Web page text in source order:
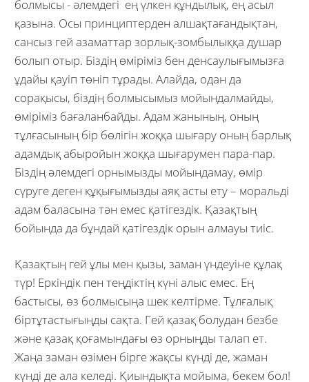
болмысы - әлемдегі ең үлкен құндылық, ең асыл
қазына. Осы принциптерден алшақтағандықтан,
сансыз гей азаматтар зорлық-зомбылыққа душар
болып отыр. Біздің өміріміз бен денсаулығымызға
ұдайы қауіп төніп тұрады. Алайда, одан да
сорақысы, біздің болмысымыз мойындалмайды,
өміріміз бағаланбайды. Адам жанының, оның
тұлғасының бір бөлігін жоққа шығару оның барлық
адамдық абыройын жоққа шығарумен пара-пар.
Біздің әлемдегі орнымызды мойындамау, өмір
сүруге деген құқығымызды аяқ асты ету – моральді
адам баласына тән емес қатігездік. Қазақтың
бойында да бұндай қатігездік орын алмауы тиіс.
Қазақтың гей ұлы мен қызы, заман үндеуіне құлақ
түр! Еркіндік пен теңдіктің күні алыс емес. Ең
бастысы, өз болмысыңа шек келтірме. Тұлғалық
біртұтастығыңды сақта. Гей қазақ болудан безбе
және қазақ қоғамындағы өз орныңды талап ет.
Жаңа заман өзімен бірге жақсы күнді де, жаман
күнді де ала келеді. Қиындықта мойыма, бекем бол!